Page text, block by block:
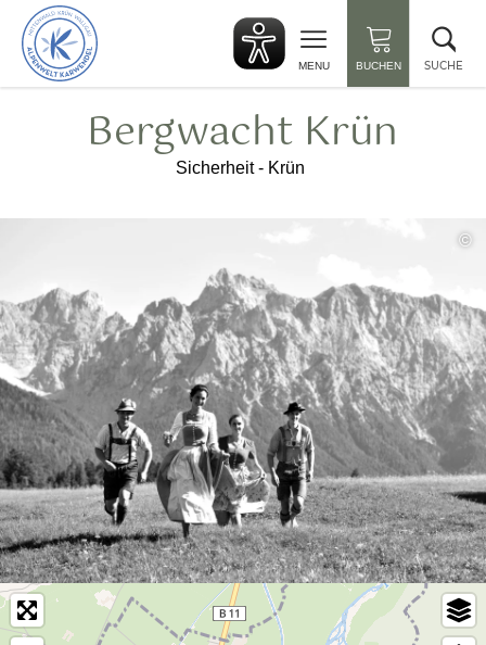
zurück
zur
Startseite
MENU BUCHEN SUCHE
Bergwacht Krün
Sicherheit - Krün
©